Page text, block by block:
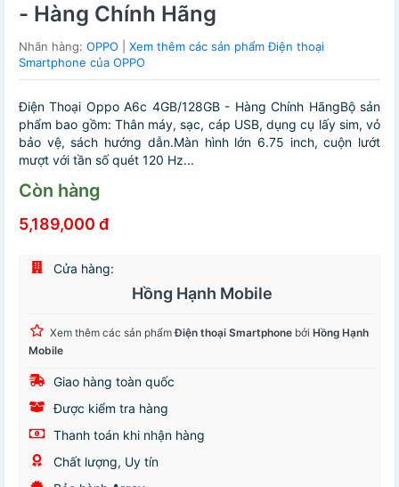
- Hàng Chính Hãng
Nhãn hàng: OPPO
Xem thêm các sản phẩm Điện thoại
Smartphone của OPPO
Điện Thoại Oppo A6c 4GB/128GB - Hàng Chính HãngBộ sản
phẩm bao gồm: Thân máy, sạc, cáp USB, dụng cụ lấy sim, vỏ
bảo vệ, sách hướng dẫn.Màn hình lớn 6.75 inch, cuộn lướt
mượt với tần số quét 120 Hz...
Còn hàng
5,189,000 đ
Cửa hàng:
Hồng Hạnh Mobile
Xem thêm các sản phẩmĐiện thoại Smartphone bởi Hồng Hạnh
Mobile
Giao hàng toàn quốc
Được kiểm tra hàng
Thanh toán khi nhận hàng
Chất lượng, Uy tín